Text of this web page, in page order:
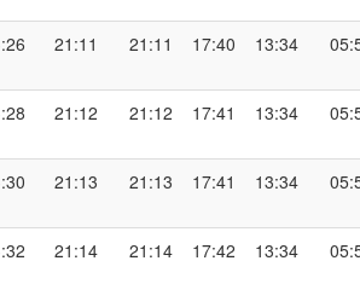
13:34
17:40
21:11
21:11
23:26
13:34
17:41
21:12
21:12
23:28
13:34
17:41
21:13
21:13
23:30
13:34
17:42
21:14
21:14
23:32